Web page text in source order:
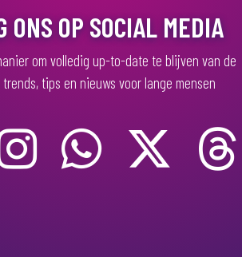
ONS OP SOCIAL MEDIA
om volledig up-to-date te blijven van de
tips en nieuws voor lange mensen